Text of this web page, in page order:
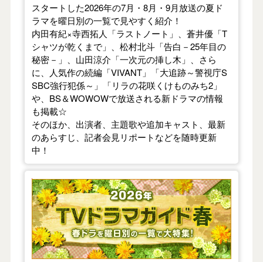
スタートした2026年の7月・8月・9月放送の夏ド
ラマを曜日別の一覧で見やすく紹介！
内田有紀×寺西拓人「ラストノート」、蒼井優「T
シャツが乾くまで」、松村北斗「告白－25年目の
秘密－」、山田涼介「一次元の挿し木」、さら
に、人気作の続編「VIVANT」「大追跡～警視庁S
SBC強行犯係～」「リラの花咲くけものみち2」
や、BS＆WOWOWで放送される新ドラマの情報
も掲載☆
そのほか、出演者、主題歌や追加キャスト、最新
のあらすじ、記者会見リポートなどを随時更新
中！
【2026年春】TVドラマガイド